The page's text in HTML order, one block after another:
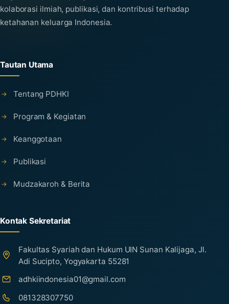
kolaborasi ilmiah, publikasi, dan kontribusi terhadap
ketahanan keluarga Indonesia.
Tautan Utama
Tentang PDHKI
Program & Kegiatan
Keanggotaan
Publikasi
Mudzakaroh & Berita
Kontak Sekretariat
Fakultas Syariah dan Hukum UIN Sunan Kalijaga, Jl.
Adi Sucipto, Yogyakarta 55281
adhkiindonesia01@gmail.com
081328307750